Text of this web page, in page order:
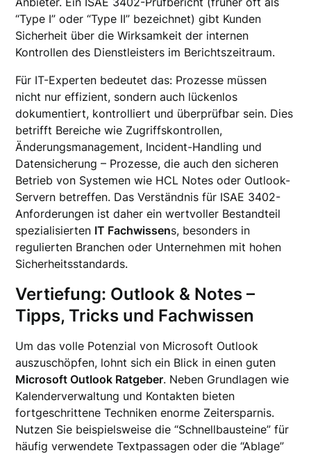
“Type I” oder “Type II” bezeichnet) gibt Kunden
Sicherheit über die Wirksamkeit der internen
Kontrollen des Dienstleisters im Berichtszeitraum.
Für IT-Experten bedeutet das: Prozesse müssen
nicht nur effizient, sondern auch lückenlos
dokumentiert, kontrolliert und überprüfbar sein. Dies
betrifft Bereiche wie Zugriffskontrollen,
Änderungsmanagement, Incident-Handling und
Datensicherung – Prozesse, die auch den sicheren
Betrieb von Systemen wie HCL Notes oder Outlook-
Servern betreffen. Das Verständnis für ISAE 3402-
Anforderungen ist daher ein wertvoller Bestandteil
spezialisierten IT Fachwissens, besonders in
regulierten Branchen oder Unternehmen mit hohen
Sicherheitsstandards.
Vertiefung: Outlook & Notes –
Tipps, Tricks und Fachwissen
Um das volle Potenzial von Microsoft Outlook
auszuschöpfen, lohnt sich ein Blick in einen guten
Microsoft Outlook Ratgeber. Neben Grundlagen wie
Kalenderverwaltung und Kontakten bieten
fortgeschrittene Techniken enorme Zeitersparnis.
Nutzen Sie beispielsweise die “Schnellbausteine” für
häufig verwendete Textpassagen oder die “Ablage”